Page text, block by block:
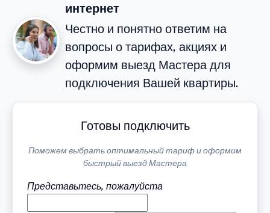
интернет
Честно и понятно ответим на
вопросы о тарифах, акциях и
оформим выезд Мастера для
подключения Вашей квартиры.
Готовы подключить
Поможем выбрать оптимальный тариф и оформим
быстрый выезд Мастера
Представьтесь, пожалуйста